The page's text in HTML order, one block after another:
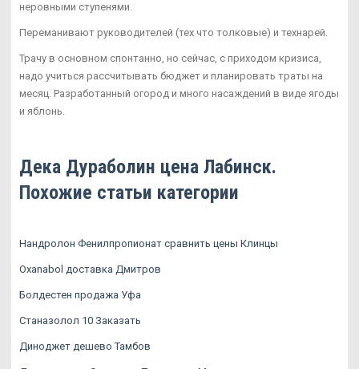
неровными ступенями.
Переманивают руководителей (тех что толковые) и технарей.
Трачу в основном спонтанно, но сейчас, с приходом кризиса,
надо учиться рассчитывать бюджет и планировать траты на
месяц. Разработанный огород и много насаждений в виде ягоды
и яблонь.
Дека Дураболин цена Лабинск.
Похожие статьи категории
Нандролон Фенилпропионат сравнить цены Клинцы
Oxanabol доставка Дмитров
Болдестен продажа Уфа
Станазолол 10 Заказать
Диноджет дешево Тамбов